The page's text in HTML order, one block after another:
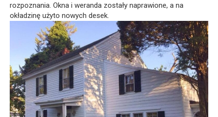
rozpoznania. Okna i weranda zostały naprawione, a na
okładzinę użyto nowych desek.